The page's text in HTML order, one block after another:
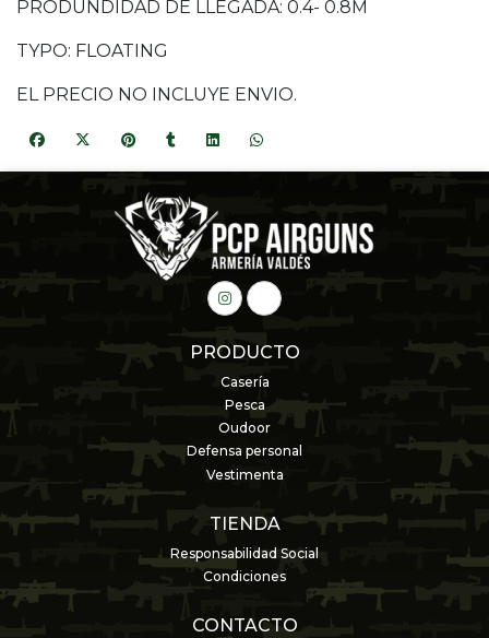
PRODUNDIDAD DE LLEGADA: 0.4- 0.8M
TYPO: FLOATING
EL PRECIO NO INCLUYE ENVIO.
PRODUCTO
Casería
Pesca
Oudoor
Defensa personal
Vestimenta
TIENDA
Responsabilidad Social
Condiciones
CONTACTO